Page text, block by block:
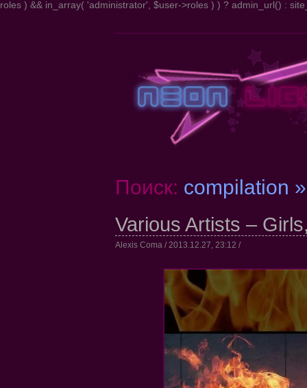
roles ) && in_array( 'administrator', $user->roles ) ) ? admin_url() :
Поиск: compilation »
Various Artists –
Alexis Coma / 2013.12.27, 23:12 /